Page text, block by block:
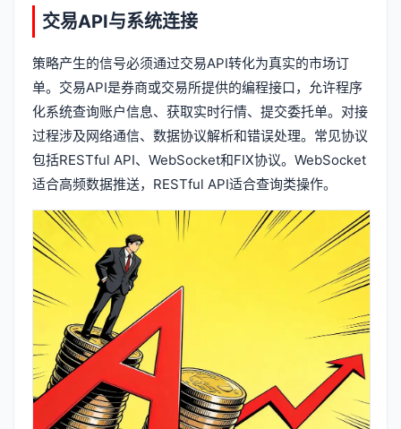
交易API与系统连接
策略产生的信号必须通过交易API转化为真实的市场订
单。交易API是券商或交易所提供的编程接口，允许程序
化系统查询账户信息、获取实时行情、提交委托单。对接
过程涉及网络通信、数据协议解析和错误处理。常见协议
包括RESTful API、WebSocket和FIX协议。WebSocket
适合高频数据推送，RESTful API适合查询类操作。